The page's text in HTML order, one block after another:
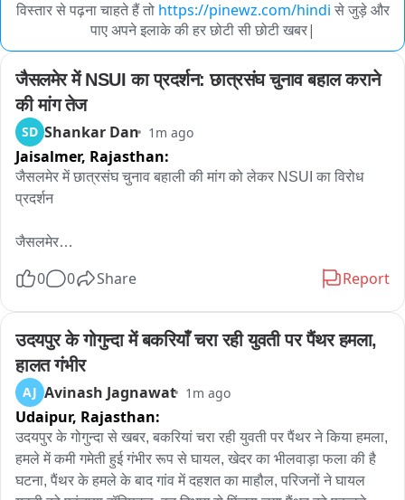
विस्तार से पढ़ना चाहते हैं तो https://pinewz.com/hindi से जुड़े और
पाए अपने इलाके की हर छोटी सी छोटी खबर|
जैसलमेर में NSUI का प्रदर्शन: छात्रसंघ चुनाव बहाल कराने
की मांग तेज
SD Shankar Dan 1m ago
Jaisalmer, Rajasthan:
जैसलमेर में छात्रसंघ चुनाव बहाली की मांग को लेकर NSUI का विरोध
प्रदर्शन
जैसलमेर
जैसलमेर में छात्रसंघ चुनाव बहाल करने की मांग को लेकर एनएसयूआई के
जिलाध्यक्ष अमरदीन फकीर और एनएसयूआई जिलाध्यक्ष मानाराम के नेतृत्व में
बड़ी संख्या में छात्र एवं युवा हनुमान चौराहे से जिला कलेक्टर कार्यालय तक
जुलूस के रूप में पहुंचे.
इस दौरान प्रदर्शनकारियों ने छात्रसंघ चुनाव बहाल करने की मांग को लेकर
जमकर नारेबाजी की. प्रदर्शनकारियों का कहना था कि छात्रसंघ चुनाव
छात्रों को अपनी समस्याएं लोकतांत्रिक तरीके से उठाने और अपने
प्रतिनिधि चुनने का अवसर प्रदान करते हैं. उन्होंने सरकार से छात्रसंघ
0 0 Share Report
उदयपुर के गोगुन्दा में बकरियाँ चरा रही युवती पर पैंथर हमला,
हालत गंभीर
AJ Avinash Jagnawat 1m ago
Udaipur, Rajasthan:
उदयपुर के गोगुन्दा से खबर, बकरियां चरा रही युवती पर पैंथर ने किया हमला,
हमले में कमी गमेती हुई गंभीर रूप से घायल, खेदर का भीलवाड़ा फला की है
घटना, पैंथर के हमले के बाद गांव में दहशत का माहौल, परिजनों ने घायल